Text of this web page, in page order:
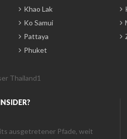
Khao Lak
Ko Samui
Pattaya
Phuket
ausgetretener Pfade, weit